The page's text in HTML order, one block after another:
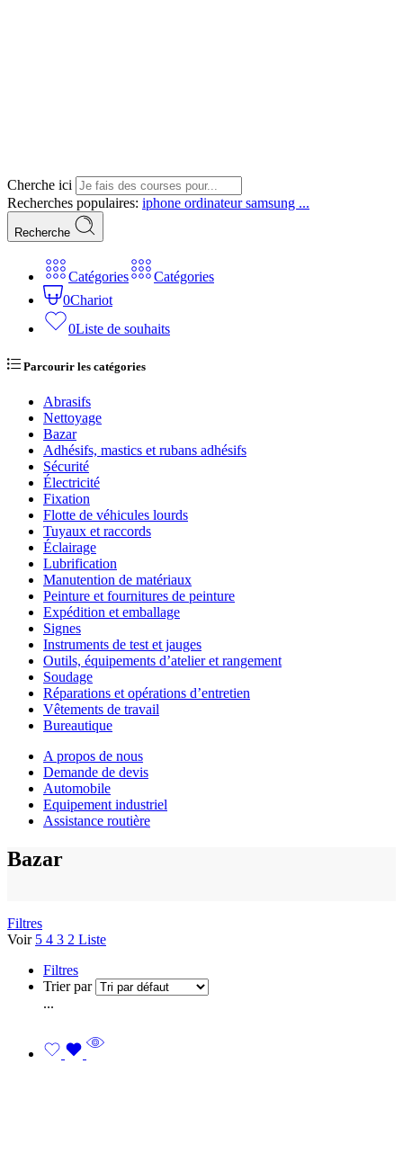
Cherche ici
Recherches populaires: iphone ordinateursamsung ...
Recherche
Catégories
Catégories
0Chariot
0Liste de souhaits
Parcourir les catégories
Abrasifs
Nettoyage
Bazar
Adhésifs, mastics et rubans adhésifs
Sécurité
Électricité
Fixation
Flotte de véhicules lourds
Tuyaux et raccords
Éclairage
Lubrification
Manutention de matériaux
Peinture et fournitures de peinture
Expédition et emballage
Signes
Instruments de test et jauges
Outils, équipements d’atelier et rangement
Soudage
Réparations et opérations d’entretien
Vêtements de travail
Bureautique
A propos de nous
Demande de devis
Automobile
Equipement industriel
Assistance routière
Bazar
Filtres
Voir 5 4 3 2 Liste
Filtres
Trier par
...